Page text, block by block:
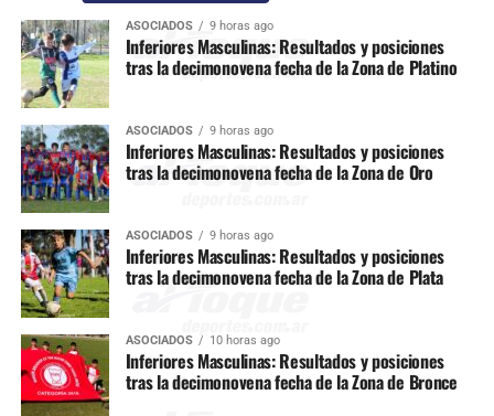
ASOCIADOS 9 horas ago
Inferiores Masculinas: Resultados y posiciones
tras la decimonovena fecha de la Zona de Platino
ASOCIADOS 9 horas ago
Inferiores Masculinas: Resultados y posiciones
tras la decimonovena fecha de la Zona de Oro
ASOCIADOS 9 horas ago
Inferiores Masculinas: Resultados y posiciones
tras la decimonovena fecha de la Zona de Plata
ASOCIADOS 10 horas ago
Inferiores Masculinas: Resultados y posiciones
tras la decimonovena fecha de la Zona de Bronce